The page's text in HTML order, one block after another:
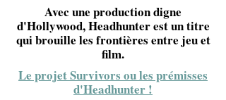
Avec une production digne
d'Hollywood, Headhunter est un titre
qui brouille les frontières entre jeu et
film.
Le projet Survivors ou les prémisses
d'Headhunter !